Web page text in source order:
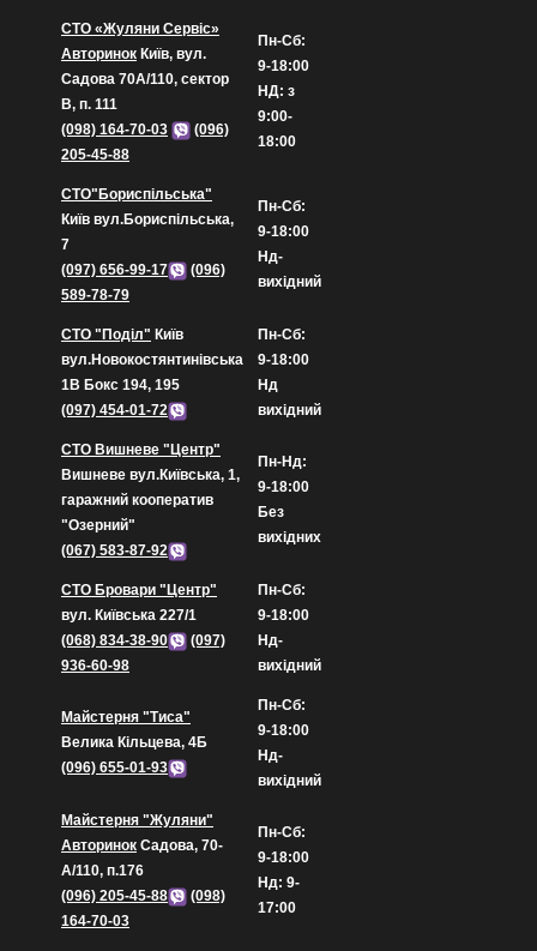
СТО «Жуляни Сервіс»
Авторинок Київ, вул.
Садова 70А/110, сектор
В, п. 111
(098) 164-70-03
(096)
205-45-88
Пн-Сб:
9-18:00
НД: з
9:00-
18:00
СТО"Бориспільська"
Київ вул.Бориспільська,
7
(097) 656-99-17
(096)
589-78-79
Пн-Сб:
9-18:00
Нд-
вихідний
СТО "Поділ" Київ
вул.Новокостянтинівська
1В Бокс 194, 195
(097) 454-01-72
Пн-Сб:
9-18:00
Нд
вихідний
СТО Вишневе "Центр"
Вишневе вул.Київська, 1,
гаражний кооператив
"Озерний"
(067) 583-87-92
Пн-Нд:
9-18:00
Без
вихідних
СТО Бровари "Центр"
вул. Київська 227/1
(068) 834-38-90
(097)
936-60-98
Пн-Сб:
9-18:00
Нд-
вихідний
Майстерня "Тиса"
Велика Кільцева, 4Б
(096) 655-01-93
Пн-Сб:
9-18:00
Нд-
вихідний
Майстерня "Жуляни"
Авторинок Садова, 70-
А/110, п.176
(096) 205-45-88
(098)
164-70-03
Пн-Сб:
9-18:00
Нд: 9-
17:00